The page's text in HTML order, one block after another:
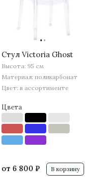
··
Стул Victoria Ghost
Высота: 95 см
Материал: поликарбонат
Цвет: в ассортименте
Цвета
от 6 800 ₽ В корзину